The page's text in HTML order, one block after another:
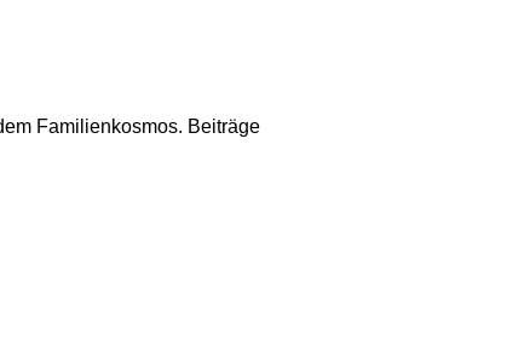
Familienkosmos. Beiträge